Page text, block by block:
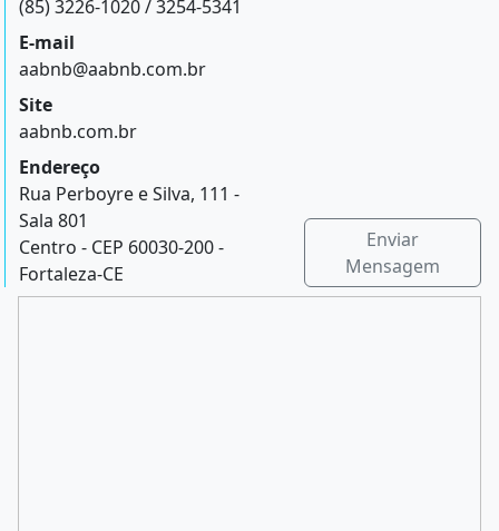
(85) 3226-1020 / 3254-5341
E-mail
aabnb@aabnb.com.br
Site
aabnb.com.br
Endereço
Rua Perboyre e Silva, 111 -
Sala 801
Centro - CEP 60030-200 -
Fortaleza-CE
Enviar
Mensagem